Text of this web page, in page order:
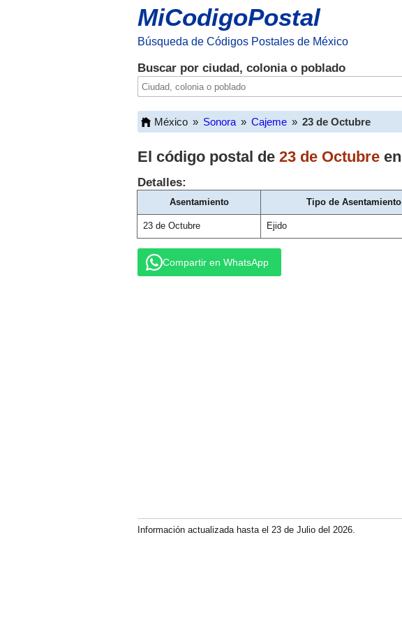
MiCodigoPostal
Búsqueda de Códigos Postales de México
Buscar por ciudad, colonia o poblado
México » Sonora » Cajeme » 23 de Octubre
El código postal de 23 de Octubre en
Detalles:
Asentamiento Tipo de Asentamiento
23 de Octubre Ejido
Compartir en WhatsApp
Información actualizada hasta el 23 de Julio del 2026.